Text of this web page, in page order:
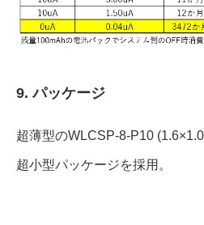
9. パッケージ
超薄型のWLCSP-8-P10
超小型パッケージを採用。